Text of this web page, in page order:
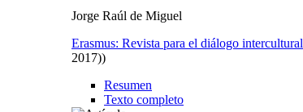
Jorge Raúl de Miguel
Erasmus: Revista para el diálogo intercultural
2017))
Resumen
Texto completo